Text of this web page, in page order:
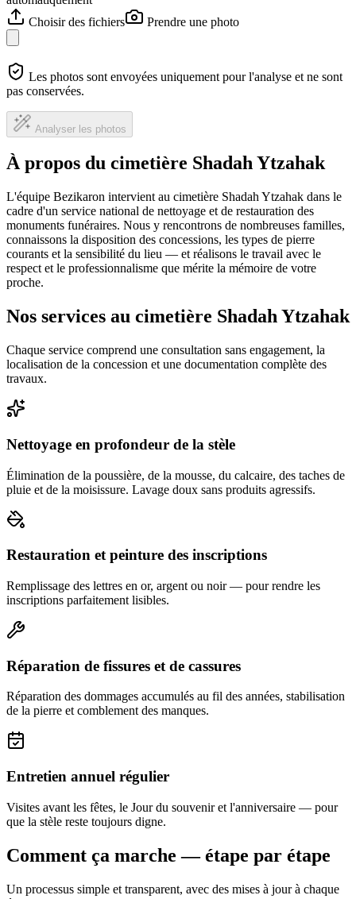
Choisir des fichiers
Prendre une photo
Les photos sont envoyées uniquement pour l'analyse et ne sont
pas conservées.
Analyser les photos
À propos du cimetière Shadah Ytzahak
L'équipe Bezikaron intervient au cimetière Shadah Ytzahak dans le
cadre d'un service national de nettoyage et de restauration des
monuments funéraires. Nous y rencontrons de nombreuses familles,
connaissons la disposition des concessions, les types de pierre
courants et la sensibilité du lieu — et réalisons le travail avec le
respect et le professionnalisme que mérite la mémoire de votre
proche.
Nos services au cimetière Shadah Ytzahak
Chaque service comprend une consultation sans engagement, la
localisation de la concession et une documentation complète des
travaux.
Nettoyage en profondeur de la stèle
Élimination de la poussière, de la mousse, du calcaire, des taches de
pluie et de la moisissure. Lavage doux sans produits agressifs.
Restauration et peinture des inscriptions
Remplissage des lettres en or, argent ou noir — pour rendre les
inscriptions parfaitement lisibles.
Réparation de fissures et de cassures
Réparation des dommages accumulés au fil des années, stabilisation
de la pierre et comblement des manques.
Entretien annuel régulier
Visites avant les fêtes, le Jour du souvenir et l'anniversaire — pour
que la stèle reste toujours digne.
Comment ça marche — étape par étape
Un processus simple et transparent, avec des mises à jour à chaque